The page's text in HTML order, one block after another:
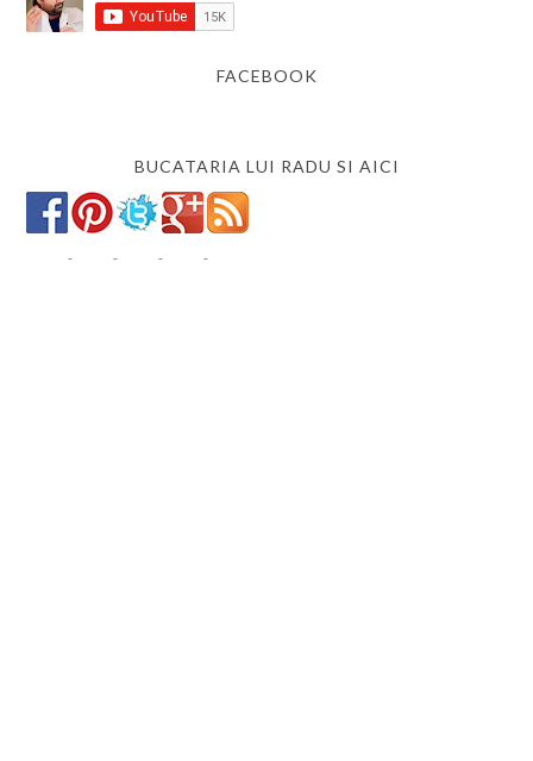
FACEBOOK
BUCATARIA LUI RADU SI AICI